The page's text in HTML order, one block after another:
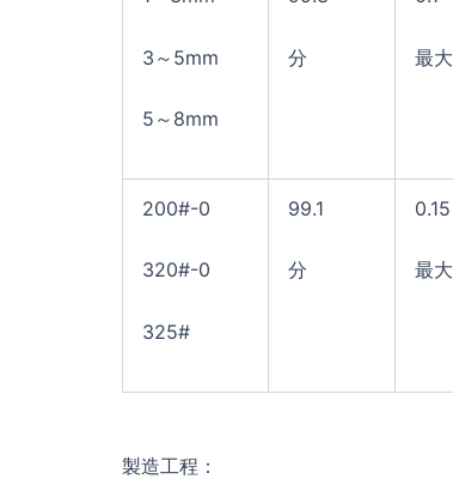
3～5mm
5～8mm
分 最大
200#-0
320#-0
325#
99.1
分
0.15
最大
製造工程：